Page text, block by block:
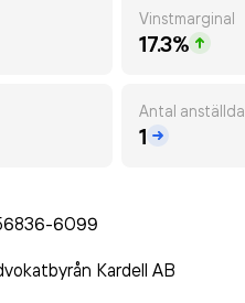
Vinstmarginal
17.3%
Antal anställda
1
6099
Kardell AB